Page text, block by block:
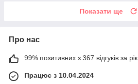
Показати ще
Про нас
99% позитивних з 367 відгуків за рік
Працює з 10.04.2024